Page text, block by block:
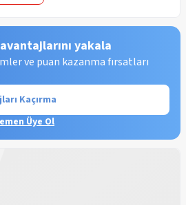
yakala
ve puan kazanma fırsatları
Kaçırma
Üye Ol